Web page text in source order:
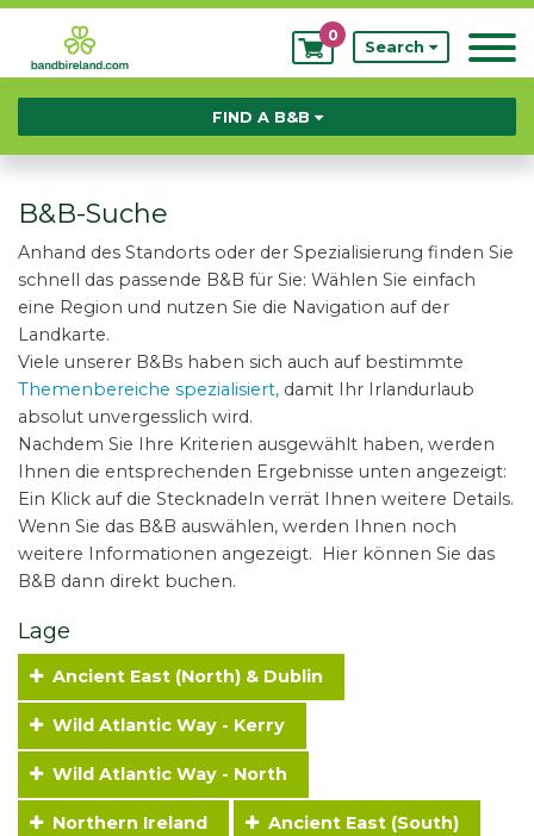
My
Bookings
0
Search
FIND A B&B
B&B-Suche
Anhand des Standorts oder der Spezialisierung finden Sie
schnell das passende B&B für Sie: Wählen Sie einfach
eine Region und nutzen Sie die Navigation auf der
Landkarte.
Viele unserer B&Bs haben sich auch auf bestimmte
Themenbereiche spezialisiert, damit Ihr Irlandurlaub
absolut unvergesslich wird.
Nachdem Sie Ihre Kriterien ausgewählt haben, werden
Ihnen die entsprechenden Ergebnisse unten angezeigt:
Ein Klick auf die Stecknadeln verrät Ihnen weitere Details.
Wenn Sie das B&B auswählen, werden Ihnen noch
weitere Informationen angezeigt. Hier können Sie das
B&B dann direkt buchen.
Lage
Ancient East (North) & Dublin
Wild Atlantic Way - Kerry
Wild Atlantic Way - North
Northern Ireland Ancient East (South)